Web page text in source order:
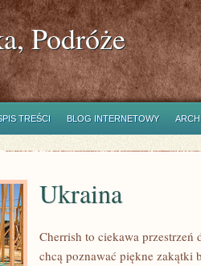
Podróże
TREŚCI BLOG INTERNETOWY
Ukraina
Cherrish to ciekawa
chcą poznawać piękne zakątki